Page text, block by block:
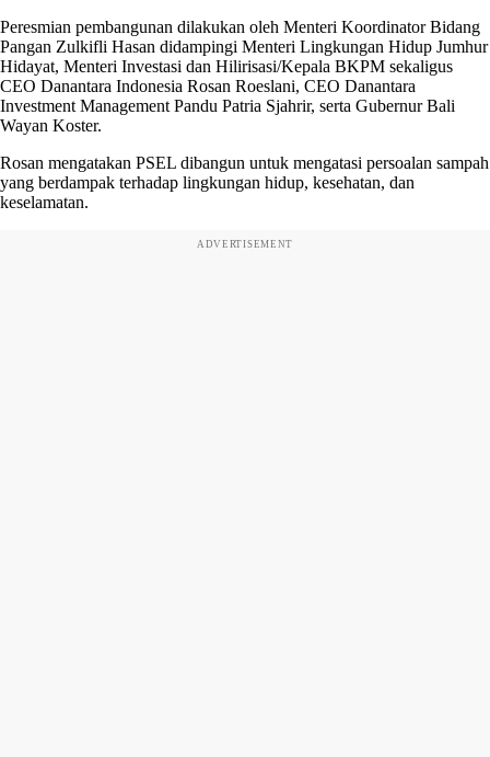
Peresmian pembangunan dilakukan oleh Menteri Koordinator Bidang
Pangan Zulkifli Hasan didampingi Menteri Lingkungan Hidup Jumhur
Hidayat, Menteri Investasi dan Hilirisasi/Kepala BKPM sekaligus
CEO Danantara Indonesia Rosan Roeslani, CEO Danantara
Investment Management Pandu Patria Sjahrir, serta Gubernur Bali
Wayan Koster.
Rosan mengatakan PSEL dibangun untuk mengatasi persoalan sampah
yang berdampak terhadap lingkungan hidup, kesehatan, dan
keselamatan.
ADVERTISEMENT